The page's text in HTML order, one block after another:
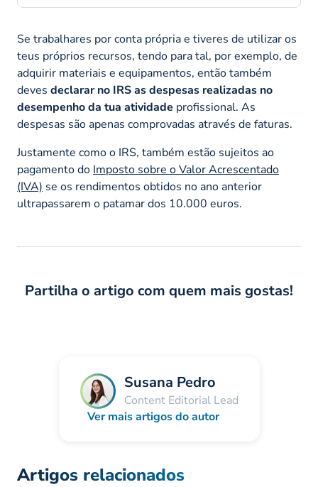
Se trabalhares por conta própria e tiveres de utilizar os
teus próprios recursos, tendo para tal, por exemplo, de
adquirir materiais e equipamentos, então também
deves declarar no IRS as despesas realizadas no
desempenho da tua atividade profissional. As
despesas são apenas comprovadas através de faturas.
Justamente como o IRS, também estão sujeitos ao
pagamento do Imposto sobre o Valor Acrescentado
(IVA) se os rendimentos obtidos no ano anterior
ultrapassarem o patamar dos 10.000 euros.
Partilha o artigo com quem mais gostas!
Susana Pedro
Content Editorial Lead
Ver mais artigos do autor
Artigos relacionados